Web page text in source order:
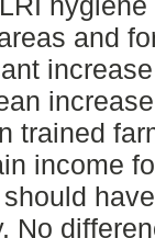
and
trained
income
No